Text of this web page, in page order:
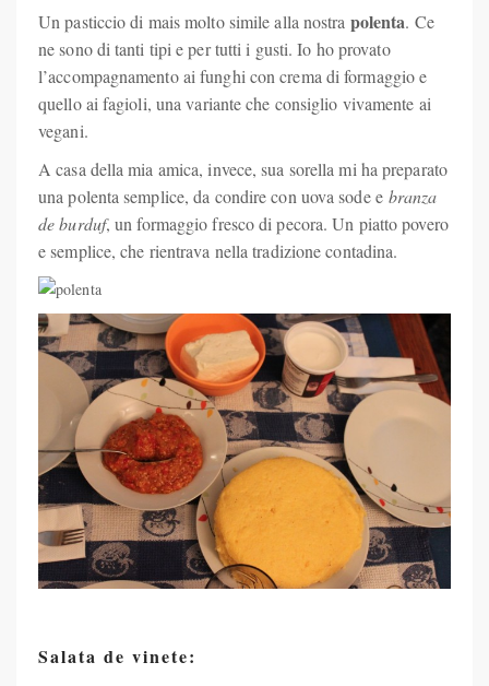
Un pasticcio di mais molto simile alla nostra polenta. Ce
ne sono di tanti tipi e per tutti i gusti. Io ho provato
l’accompagnamento ai funghi con crema di formaggio e
quello ai fagioli, una variante che consiglio vivamente ai
vegani.
A casa della mia amica, invece, sua sorella mi ha preparato
una polenta semplice, da condire con uova sode e branza
de burduf, un formaggio fresco di pecora. Un piatto povero
e semplice, che rientrava nella tradizione contadina.
Salata de vinete: